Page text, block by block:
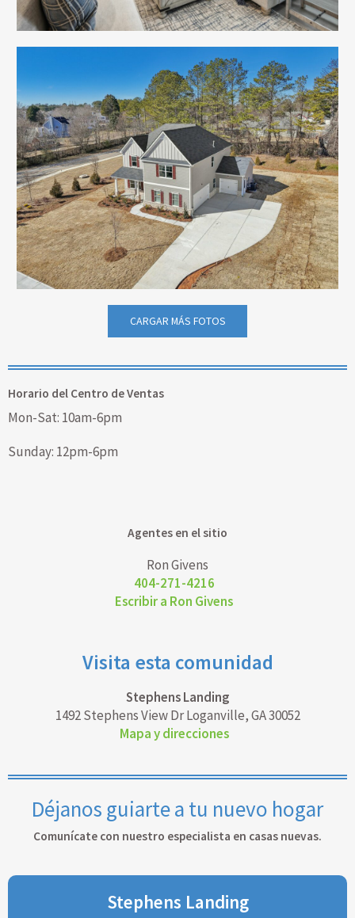
CARGAR MÁS FOTOS
Horario del Centro de Ventas
Mon-Sat: 10am-6pm
Sunday: 12pm-6pm
Agentes en el sitio
Ron Givens
404-271-4216
Escribir a Ron Givens
Visita esta comunidad
Stephens Landing
1492 Stephens View Dr Loganville, GA 30052
Mapa y direcciones
Déjanos guiarte a tu nuevo hogar
Comunícate con nuestro especialista en casas nuevas.
Stephens Landing